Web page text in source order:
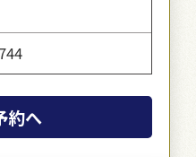
約へ